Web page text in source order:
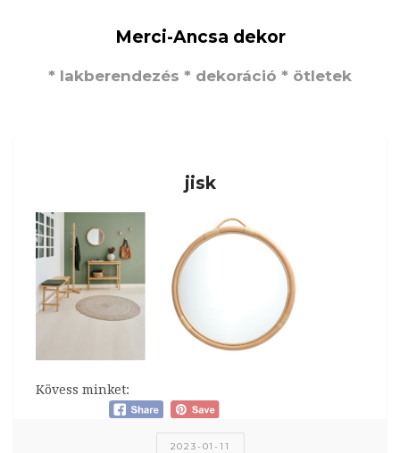
Merci-Ancsa dekor
* lakberendezés * dekoráció * ötletek
jisk
Kövess minket:
2023-01-11